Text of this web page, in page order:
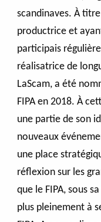
scandinaves. À
productrice et
participais
réalisatrice de
LaScam, a été
FIPA en 2018. À
une partie de son
nouveaux
une place
réflexion sur les
que le FIPA, sous
plus pleinement à